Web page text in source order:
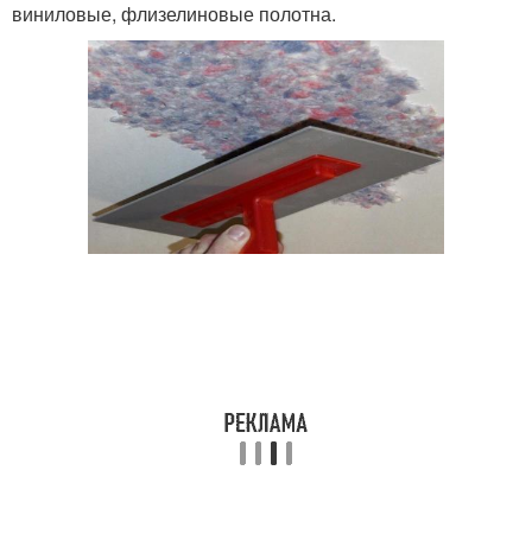
виниловые, флизелиновые полотна.